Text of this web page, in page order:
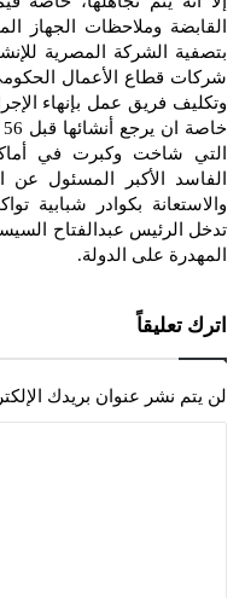
القابضة وملاحظات الجهاز
بتصفية الشركة المصرية
شركات قطاع الأعمال
وتكليف فريق عمل بإنهاء
التي شاخت وكبرت في
الفاسد الأكبر المسئول عن
والاستعانة بكوادر شبابية
تدخل الرئيس عبدالفتاح
المهدرة على الدولة.
اترك تعليقاً
لن يتم نشر عنوان بريدك